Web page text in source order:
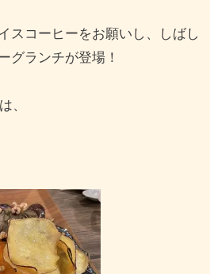
スコーヒーをお願いし、しばし
グランチが登場！
、